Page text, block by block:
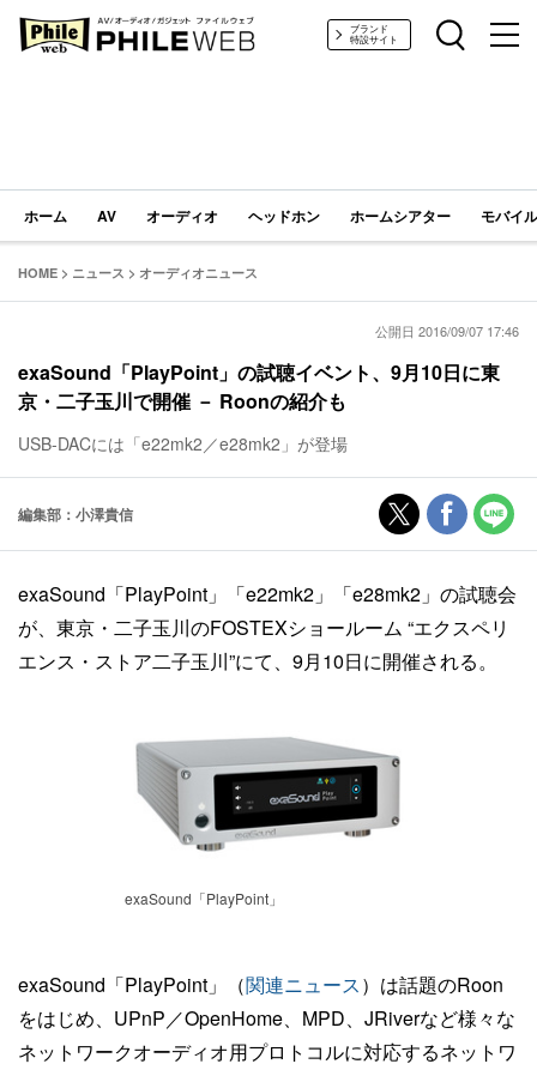
PHILE WEB｜AV/オーディオ/ガジェットブランド
特設サイト
ホーム AV オーディオ ヘッドホン ホームシアター モバイ
HOME > ニュース > オーディオニュース
公開日 2016/09/07 17:46
exaSound「PlayPoint」の試聴イベント、9月10日に東
京・二子玉川で開催 － Roonの紹介も
USB-DACには「e22mk2／e28mk2」が登場
編集部：小澤貴信
exaSound「PlayPoint」「e22mk2」「e28mk2」の試聴会
が、東京・二子玉川のFOSTEXショールーム “エクスペリ
エンス・ストア二子玉川”にて、9月10日に開催される。
exaSound「PlayPoint」
exaSound「PlayPoint」（関連ニュース）は話題のRoon
をはじめ、UPnP／OpenHome、MPD、JRiverなど様々な
ネットワークオーディオ用プロトコルに対応するネットワ